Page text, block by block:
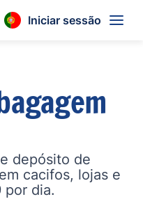
Iniciar sessão
depósito de
cacifos, lojas e
por dia.